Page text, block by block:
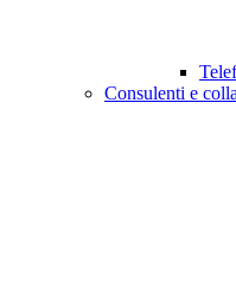
Consulenti e